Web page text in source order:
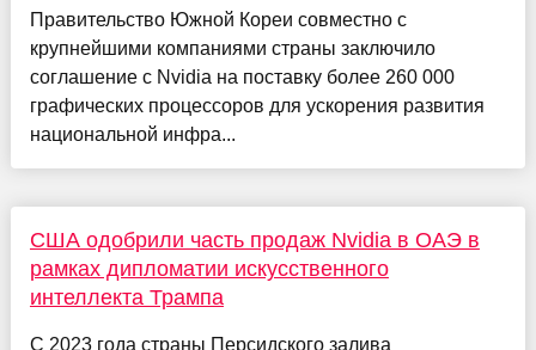
Правительство Южной Кореи совместно с
крупнейшими компаниями страны заключило
соглашение с Nvidia на поставку более 260 000
графических процессоров для ускорения развития
национальной инфра...
США одобрили часть продаж Nvidia в ОАЭ в
рамках дипломатии искусственного
интеллекта Трампа
С 2023 года страны Персидского залива